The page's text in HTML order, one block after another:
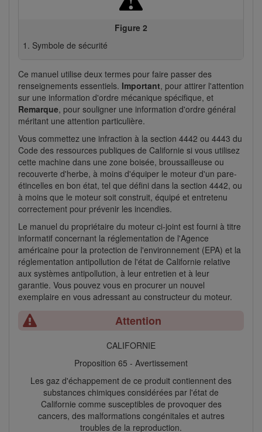
Figure 2
Symbole de sécurité
Ce manuel utilise deux termes pour faire passer des
renseignements essentiels. Important, pour attirer l'attention
sur une information d'ordre mécanique spécifique, et
Remarque, pour souligner une information d'ordre général
méritant une attention particulière.
Vous commettez une infraction à la section 4442 ou 4443 du
Code des ressources publiques de Californie si vous utilisez
cette machine dans une zone boisée, broussailleuse ou
recouverte d'herbe, à moins d'équiper le moteur d'un pare-
étincelles en bon état, tel que défini dans la section 4442, ou
à moins que le moteur soit construit, équipé et entretenu
correctement pour prévenir les incendies.
Le manuel du propriétaire du moteur ci-joint est fourni à titre
informatif concernant la réglementation de l'Agence
américaine pour la protection de l'environnement (EPA) et la
réglementation antipollution de l'état de Californie relative
aux systèmes antipollution, à leur entretien et à leur
garantie. Vous pouvez vous en procurer un nouvel
exemplaire en vous adressant au constructeur du moteur.
Attention
CALIFORNIE
Proposition 65 - Avertissement
Les gaz d'échappement de ce produit contiennent des
substances chimiques considérées par l'état de
Californie comme susceptibles de provoquer des
cancers, des malformations congénitales et autres
troubles de la reproduction.